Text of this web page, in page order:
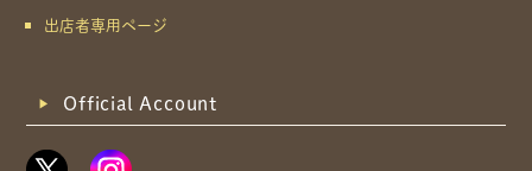
出店者専用ページ
Official Account